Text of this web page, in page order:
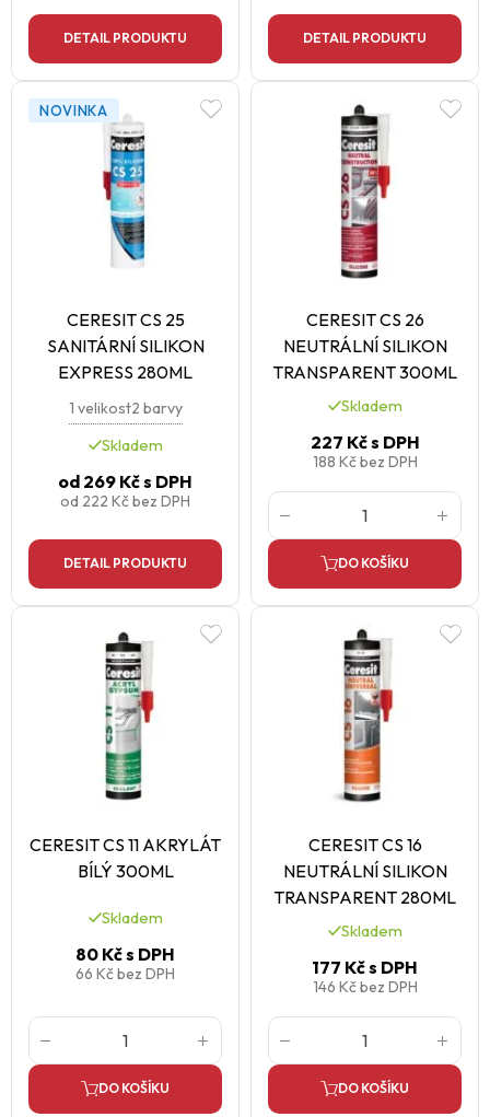
DETAIL PRODUKTU DETAIL PRODUKTU
NOVINKA
CERESIT CS 25
SANITÁRNÍ SILIKON
EXPRESS 280ML
1 velikost2 barvy
Skladem
od 269 Kčs DPH
od 222 Kčbez DPH
DETAIL PRODUKTU
CERESIT CS 26
NEUTRÁLNÍ SILIKON
TRANSPARENT 300ML
Skladem
227 Kčs DPH
188 Kčbez DPH
DO KOŠÍKU
CERESIT CS 11 AKRYLÁT
BÍLÝ 300ML
Skladem
80 Kčs DPH
66 Kčbez DPH
DO KOŠÍKU
CERESIT CS 16
NEUTRÁLNÍ SILIKON
TRANSPARENT 280ML
Skladem
177 Kčs DPH
146 Kčbez DPH
DO KOŠÍKU